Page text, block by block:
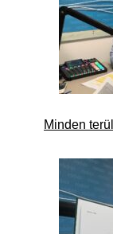
Minden